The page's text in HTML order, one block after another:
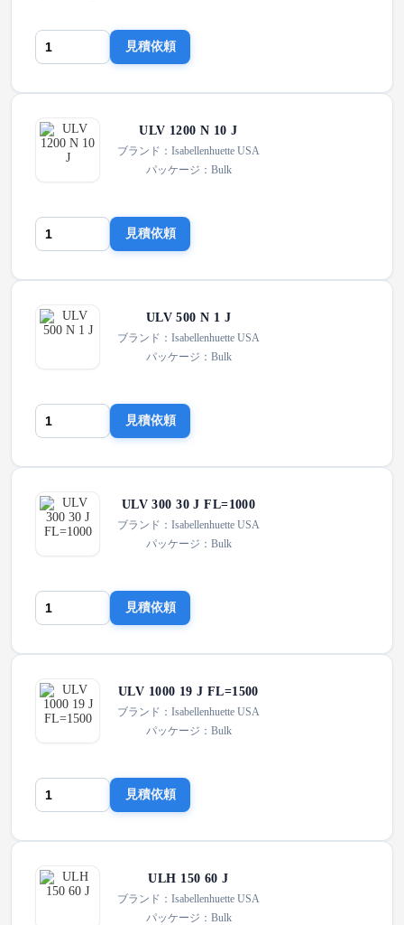
見積依頼
ULV 1200 N 10 J
ブランド：Isabellenhuette USA
パッケージ：Bulk
見積依頼
ULV 500 N 1 J
ブランド：Isabellenhuette USA
パッケージ：Bulk
見積依頼
ULV 300 30 J FL=1000
ブランド：Isabellenhuette USA
パッケージ：Bulk
見積依頼
ULV 1000 19 J FL=1500
ブランド：Isabellenhuette USA
パッケージ：Bulk
見積依頼
ULH 150 60 J
ブランド：Isabellenhuette USA
パッケージ：Bulk